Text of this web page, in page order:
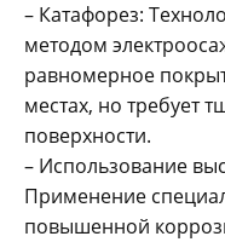
– Катафорез:
методом
равномерное
местах, но требует
поверхности.
– Использование
Применение
повышенной